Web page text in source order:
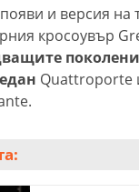
и версия на
кросоувър
Quattroporte